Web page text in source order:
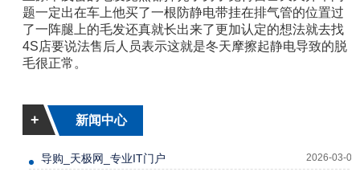
题一定出在车上他买了一根防静电带挂在排气管的位置过
了一阵腿上的毛发还真就长出来了更加认定的想法就去找
4S店要说法售后人员表示这就是冬天摩擦起静电导致的脱
毛很正常。
+ 新闻中心
导购_天极网_专业IT门户 2026-03-04